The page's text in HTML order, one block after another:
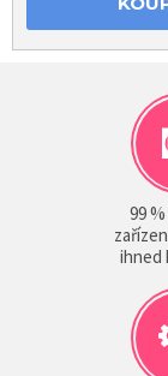
99
ihned